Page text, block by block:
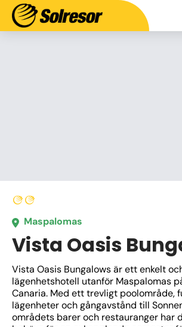
Maspalomas
Vista Oasis
Vista Oasis Bungalows är ett enkelt
lägenhetshotell utanför Maspalomas
Canaria. Med ett trevligt poolområde,
lägenheter och gångavstånd till
områdets barer och restauranger har